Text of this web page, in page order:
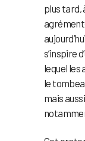
plus tard,
s’inspire
lequel
le
mais